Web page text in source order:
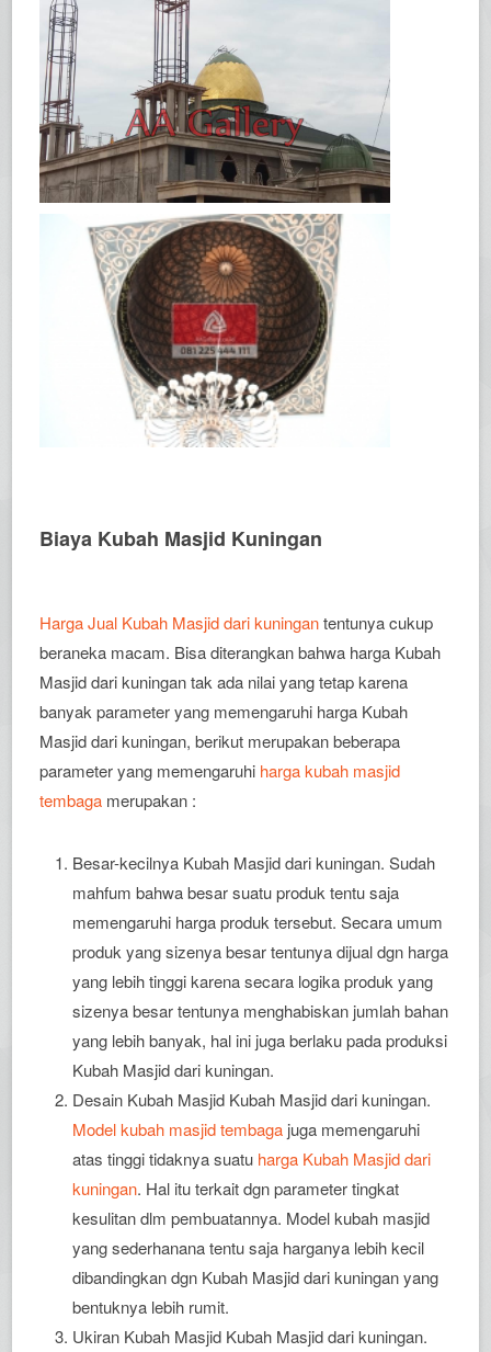
Biaya Kubah Masjid Kuningan
Harga Jual Kubah Masjid dari kuningantentunya cukup
beraneka macam. Bisa diterangkan bahwa harga Kubah
Masjid dari kuningan tak ada nilai yang tetap karena
banyak parameter yang memengaruhi harga Kubah
Masjid dari kuningan, berikut merupakan beberapa
parameter yang memengaruhi harga kubah masjid
tembaga merupakan :
Besar-kecilnya Kubah Masjid dari kuningan. Sudah
mahfum bahwa besar suatu produk tentu saja
memengaruhi harga produk tersebut. Secara umum
produk yang sizenya besar tentunya dijual dgn harga
yang lebih tinggi karena secara logika produk yang
sizenya besar tentunya menghabiskan jumlah bahan
yang lebih banyak, hal ini juga berlaku pada produksi
Kubah Masjid dari kuningan.
Desain Kubah Masjid Kubah Masjid dari kuningan.
Model kubah masjid tembaga juga memengaruhi
atas tinggi tidaknya suatu harga Kubah Masjid dari
kuningan. Hal itu terkait dgn parameter tingkat
kesulitan dlm pembuatannya. Model kubah masjid
yang sederhanana tentu saja harganya lebih kecil
dibandingkan dgn Kubah Masjid dari kuningan yang
bentuknya lebih rumit.
Ukiran Kubah Masjid Kubah Masjid dari kuningan.